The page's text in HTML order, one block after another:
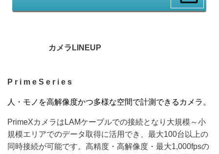
カメラLINEUP
P r i m e S e r i e s
人・モノを高解像度かつ多様な空間で計測できるカメラ。
PrimeXカメラはLAMケーブルでの接続となり大規模～小
規模エリアでのデータ取得に活用でき、最大100台以上の
同時接続が可能です。高精度・高解像度・最大1,000fpsの